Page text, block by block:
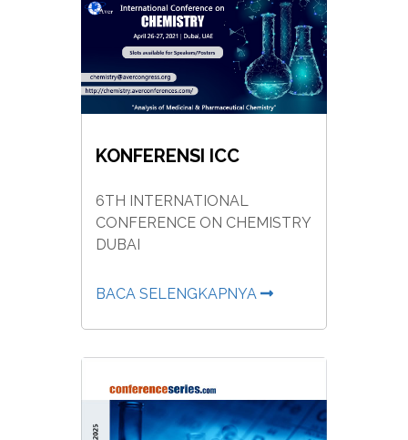
KONFERENSI ICC
6TH INTERNATIONAL
CONFERENCE ON CHEMISTRY
DUBAI
BACA SELENGKAPNYA